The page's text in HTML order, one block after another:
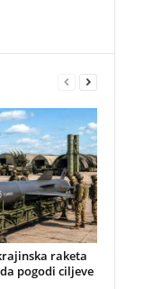
raketa
pogodi ciljeve